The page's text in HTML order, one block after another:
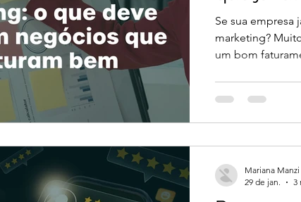
Se sua empresa
marketing?
um bom
problema é que
um desafio
rentabilidade. N
Mariana Manzi
29 de jan.
3